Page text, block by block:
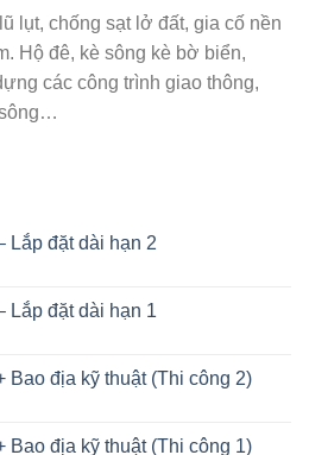
lụt, chống sạt lở đất, gia cố nền
Hộ đê, kè sông kè bờ biển,
các công trình giao thông,
Lắp đặt dài hạn 2
Lắp đặt dài hạn 1
Bao địa kỹ thuật (Thi công 2)
Bao địa kỹ thuật (Thi công 1)